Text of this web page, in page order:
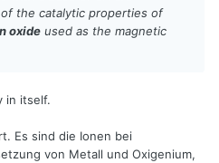
the catalytic properties of
oxide used as the magnetic
in itself.
Es sind die Ionen bei
von Metall und Oxigenium,